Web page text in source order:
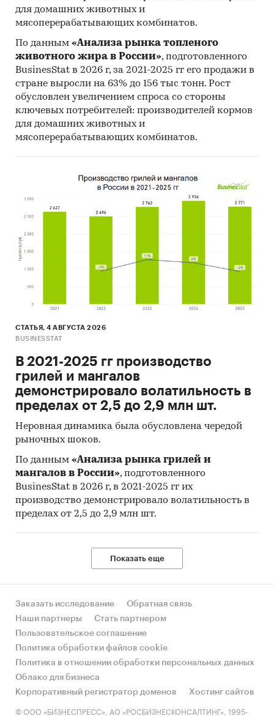
для домашних животных и
мясоперерабатывающих комбинатов.
По данным «Анализа рынка топленого
животного жира в России», подготовленного
BusinesStat в 2026 г, за 2021-2025 гг его продажи в
стране выросли на 63% до 156 тыс тонн. Рост
обусловлен увеличением спроса со стороны
ключевых потребителей: производителей кормов
для домашних животных и
мясоперерабатывающих комбинатов.
СТАТЬЯ, 4 АВГУСТА 2026
BUSINESSTAT
В 2021-2025 гг производство
грилей и мангалов
демонстрировало волатильность в
пределах от 2,5 до 2,9 млн шт.
Неровная динамика была обусловлена чередой
рыночных шоков.
По данным «Анализа рынка грилей и
мангалов в России», подготовленного
BusinesStat в 2026 г, в 2021-2025 гг их
производство демонстрировало волатильность в
пределах от 2,5 до 2,9 млн шт.
Показать еще
Заказать исследование
Обратная связь
Наши партнеры
Стать партнером
Пользовательское соглашение
Политика обработки файлов cookie
Политика в отношении обработки персональных данных
Облако для бизнеса
Корпоративный регистратор доменов
Хостинг сайтов
© ООО «БИЗНЕСПРЕСС», АО «РОСБИЗНЕСКОНСАЛТИНГ», 1995-